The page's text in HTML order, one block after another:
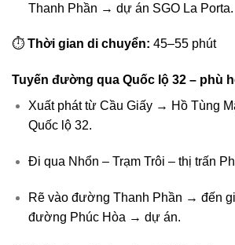
Thanh Phần → dự án SGO La Porta.
⏱ Thời gian di chuyển: 45–55 phút
Tuyến đường qua Quốc lộ 32 – phù
Xuất phát từ Cầu Giấy → Hồ Tùng
Quốc lộ 32.
Đi qua Nhổn – Trạm Trôi – thị trấn
Rẽ vào đường Thanh Phần → đến
đường Phúc Hòa → dự án.